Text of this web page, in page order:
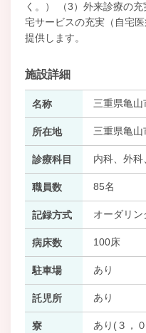
く。） （3）外来診療の
宅サービスの充実（自宅
提供します。
施設詳細
名称 三重県亀
所在地 三重県亀山
診療科目 内科、外
職員数 85名
記録方式 オーダリン
病床数 100床
駐車場 あり
託児所 あり
寮 あり(３，